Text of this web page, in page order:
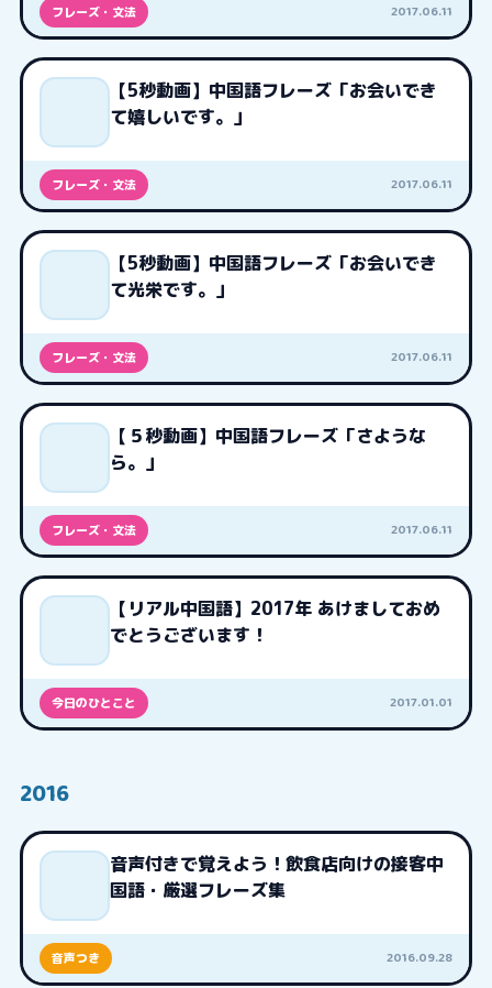
フレーズ・文法 2017.06.11
【5秒動画】中国語フレーズ「お会いでき
て嬉しいです。」
フレーズ・文法 2017.06.11
【5秒動画】中国語フレーズ「お会いでき
て光栄です。」
フレーズ・文法 2017.06.11
【５秒動画】中国語フレーズ「さような
ら。」
フレーズ・文法 2017.06.11
【リアル中国語】2017年 あけましておめ
でとうございます！
今日のひとこと 2017.01.01
2016
音声付きで覚えよう！飲食店向けの接客中
国語・厳選フレーズ集
音声つき 2016.09.28